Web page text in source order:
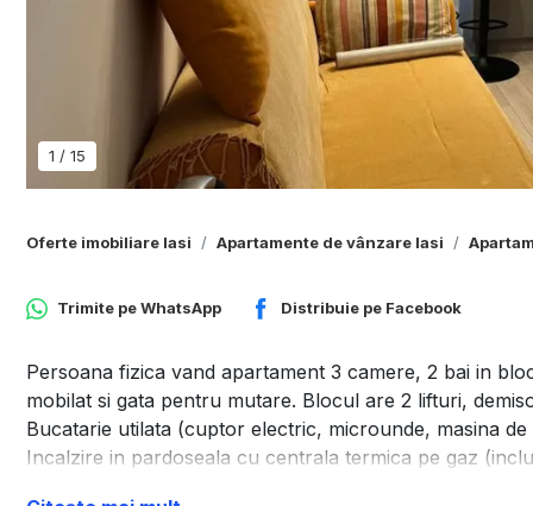
1 / 15
Oferte imobiliare Iasi Apartamente de vânzare Iasi
Trimite peWhatsApp Distribuie pe Facebook
Persoana fizica vand apartament 3 camere, 2 bai in
mobilat si gata pentru mutare. Blocul are 2 lifturi,
Bucatarie utilata (cuptor electric, microunde, masina de
Incalzire in pardoseala cu centrala termica pe gaz